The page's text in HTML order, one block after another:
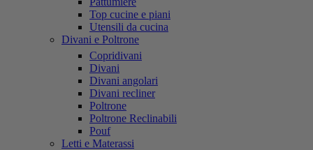
Top cucine e piani
Utensili da cucina
Divani e Poltrone
Copridivani
Divani
Divani angolari
Divani recliner
Poltrone
Poltrone Reclinabili
Pouf
Letti e Materassi